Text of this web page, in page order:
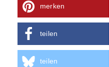
merken
teilen
teilen